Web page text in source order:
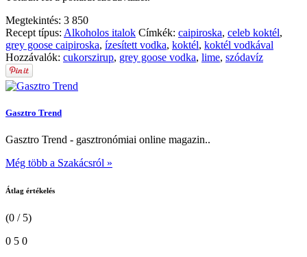
Megtekintés: 3 850
Recept típus: Alkoholos italok Címkék: caipiroska, celeb koktél,
grey goose caipiroska, ízesített vodka, koktél, koktél vodkával
Hozzávalók: cukorszirup, grey goose vodka, lime, szódavíz
Gasztro Trend
Gasztro Trend - gasztronómiai online magazin..
Még több a Szakácsról »
Átlag értékelés
(0 / 5)
0 5 0